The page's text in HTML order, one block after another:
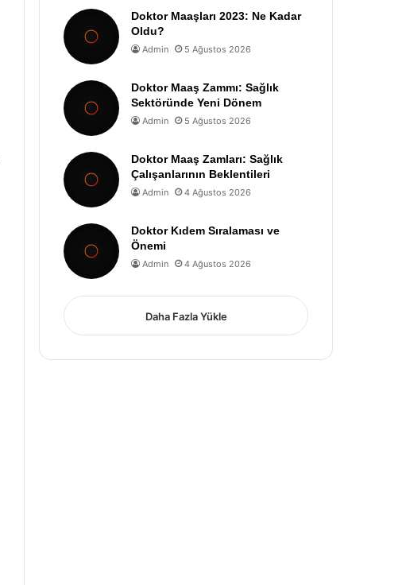
Doktor Maaşları 2023: Ne Kadar
Oldu?
Admin 5 Ağustos 2026
Doktor Maaş Zammı: Sağlık
Sektöründe Yeni Dönem
Admin 5 Ağustos 2026
Doktor Maaş Zamları: Sağlık
Çalışanlarının Beklentileri
Admin 4 Ağustos 2026
Doktor Kıdem Sıralaması ve
Önemi
Admin 4 Ağustos 2026
Daha Fazla Yükle